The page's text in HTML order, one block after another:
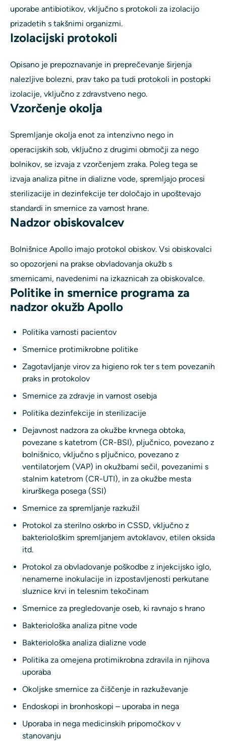
uporabe antibiotikov, vključno s protokoli za izolacijo
prizadetih s takšnimi organizmi.
Izolacijski protokoli
Opisano je prepoznavanje in preprečevanje širjenja
nalezljive bolezni, prav tako pa tudi protokoli in postopki
izolacije, vključno z zdravstveno nego.
Vzorčenje okolja
Spremljanje okolja enot za intenzivno nego in
operacijskih sob, vključno z drugimi območji za nego
bolnikov, se izvaja z vzorčenjem zraka. Poleg tega se
izvaja analiza pitne in dializne vode, spremljajo procesi
sterilizacije in dezinfekcije ter določajo in upoštevajo
standardi in smernice za varnost hrane.
Nadzor obiskovalcev
Bolnišnice Apollo imajo protokol obiskov. Vsi obiskovalci
so opozorjeni na prakse obvladovanja okužb s
smernicami, navedenimi na izkaznicah za obiskovalce.
Politike in smernice programa za
nadzor okužb Apollo
Politika varnosti pacientov
Smernice protimikrobne politike
Zagotavljanje virov za higieno rok ter s tem povezanih
praks in protokolov
Smernice za zdravje in varnost osebja
Politika dezinfekcije in sterilizacije
Dejavnost nadzora za okužbe krvnega obtoka,
povezane s katetrom (CR-BSI), pljučnico, povezano z
bolnišnico, vključno s pljučnico, povezano z
ventilatorjem (VAP) in okužbami sečil, povezanimi s
stalnim katetrom (CR-UTI), in za okužbe mesta
kirurškega posega (SSI)
Smernice za spremljanje razkužil
Protokol za sterilno oskrbo in CSSD, vključno z
bakteriološkim spremljanjem avtoklavov, etilen oksida
itd.
Protokol za obvladovanje poškodbe z injekcijsko iglo,
nenamerne inokulacije in izpostavljenosti perkutane
sluznice krvi in ​​telesnim tekočinam
Smernice za pregledovanje oseb, ki ravnajo s hrano
Bakteriološka analiza pitne vode
Bakteriološka analiza dializne vode
Politika za omejena protimikrobna zdravila in njihova
uporaba
Okoljske smernice za čiščenje in razkuževanje
Endoskopi in bronhoskopi – uporaba in nega
Uporaba in nega medicinskih pripomočkov v
stanovanju